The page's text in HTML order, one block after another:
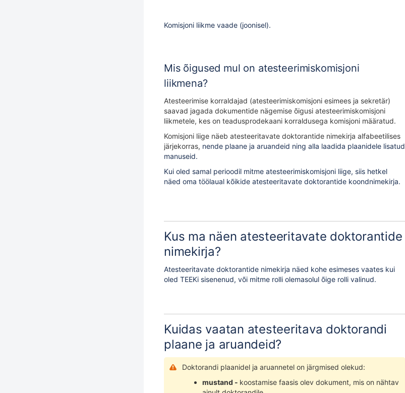
Komisjoni liikme vaade (joonisel).
Mis õigused mul on atesteerimiskomisjoni
liikmena?
Atesteerimise korraldajad (atesteerimiskomisjoni esimees ja sekretär)
saavad jagada dokumentide nägemise õigusi atesteerimiskomisjoni
liikmetele, kes on teadusprodekaani korraldusega komisjoni määratud.
Komisjoni liige näeb atesteeritavate doktorantide nimekirja alfabeetilises
järjekorras, nende plaane ja aruandeid ning alla laadida plaanidele lisatud
manuseid.
Kui oled samal perioodil mitme atesteerimiskomisjoni liige, siis hetkel
näed oma töölaual kõikide atesteeritavate doktorantide koondnimekirja.
Kus ma näen atesteeritavate doktorantide
nimekirja?
Atesteeritavate doktorantide nimekirja näed kohe esimeses vaates kui
oled TEEKi sisenenud, või mitme rolli olemasolul õige rolli valinud.
Kuidas vaatan atesteeritava doktorandi
plaane ja aruandeid?
Doktorandi plaanidel ja aruannetel on järgmised olekud:
mustand - koostamise faasis olev dokument, mis on nähtav